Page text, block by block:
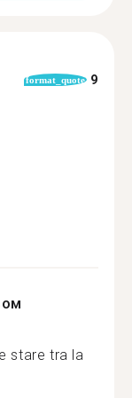
format_quote 9
stare tra la